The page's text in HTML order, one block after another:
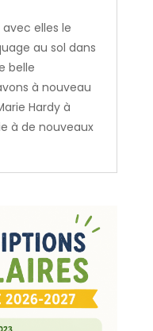
elles le
au sol dans
belle
à nouveau
Hardy à
à de nouveaux